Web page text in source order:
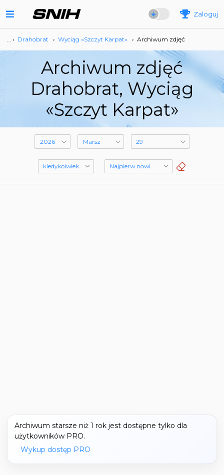
Zaloguj
… › Drahobrat › Wyciąg «Szczyt Karpat» › Archiwum zdjęć
Archiwum zdjęć
Drahobrat, Wyciąg
«Szczyt Karpat»
Archiwum starsze niż 1 rok jest dostępne tylko dla
użytkowników PRO.
Wykup dostęp PRO